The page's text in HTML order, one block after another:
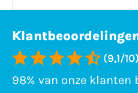
(9,1/10)
98% van onze klanten